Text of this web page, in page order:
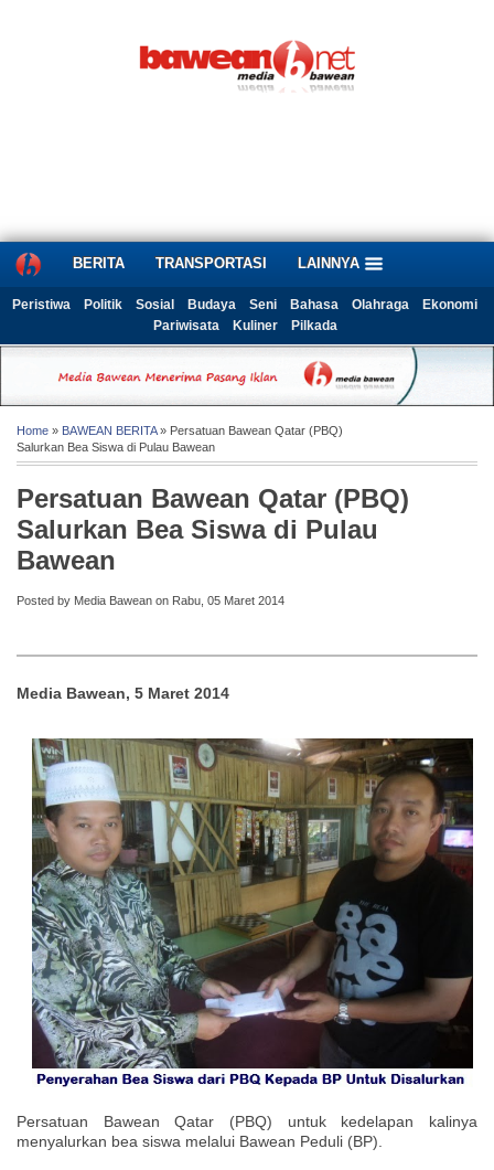
BERITA TRANSPORTASI LAINNYA
Peristiwa Politik Sosial Budaya Seni Bahasa Olahraga
Ekonomi
Pariwisata
Kuliner Pilkada
Home » BAWEAN BERITA» Persatuan Bawean Qatar (PBQ)
Salurkan Bea Siswa di Pulau Bawean
Persatuan Bawean Qatar (PBQ)
Salurkan Bea Siswa di Pulau
Bawean
Posted by Media Bawean on Rabu, 05 Maret 2014
Media Bawean, 5 Maret 2014
Persatuan Bawean Qatar (PBQ) untuk kedelapan kalinya
menyalurkan bea siswa melalui Bawean Peduli (BP).